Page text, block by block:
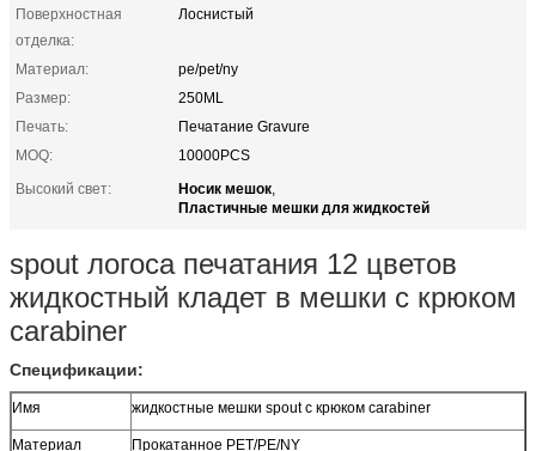
Поверхностная
отделка:
Лоснистый
Материал:
pe/pet/ny
Размер:
250ML
Печать:
Печатание Gravure
MOQ:
10000PCS
Высокий свет:
Носик мешок,
Пластичные мешки для жидкостей
spout логоса печатания 12 цветов
жидкостный кладет в мешки с крюком
carabiner
Спецификации:
Имя жидкостные мешки spout с крюком carabiner
Материал Прокатанное PET/PE/NY